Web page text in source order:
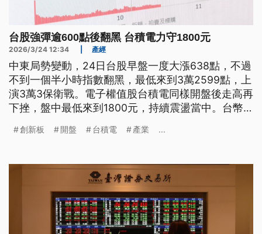
台股強彈逾600點後翻黑 台積電力守1800元
2026/3/24 12:34 產經
中東局勢變動，24日台股早盤一度大漲638點，不過
不到一個半小時指數翻黑，最低來到3萬2599點，上
演3萬3保衛戰。電子權值股台積電同樣開盤後走高再
下挫，盤中最低來到1800元，持續震盪當中。台幣
創新板 開盤 台積電 產業 ...